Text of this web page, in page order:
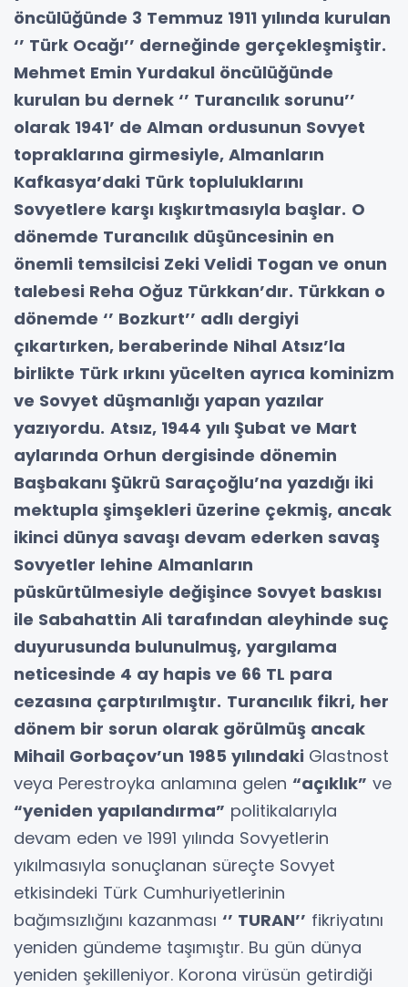
öncülüğünde 3 Temmuz 1911 yılında kurulan
‘’ Türk Ocağı’’ derneğinde gerçekleşmiştir.
Mehmet Emin Yurdakul öncülüğünde
kurulan bu dernek ‘’ Turancılık sorunu’’
olarak 1941’ de Alman ordusunun Sovyet
topraklarına girmesiyle, Almanların
Kafkasya’daki Türk topluluklarını
Sovyetlere karşı kışkırtmasıyla başlar. O
dönemde Turancılık düşüncesinin en
önemli temsilcisi Zeki Velidi Togan ve onun
talebesi Reha Oğuz Türkkan’dır. Türkkan o
dönemde ‘’ Bozkurt’’ adlı dergiyi
çıkartırken, beraberinde Nihal Atsız’la
birlikte Türk ırkını yücelten ayrıca kominizm
ve Sovyet düşmanlığı yapan yazılar
yazıyordu. Atsız, 1944 yılı Şubat ve Mart
aylarında Orhun dergisinde dönemin
Başbakanı Şükrü Saraçoğlu’na yazdığı iki
mektupla şimşekleri üzerine çekmiş, ancak
ikinci dünya savaşı devam ederken savaş
Sovyetler lehine Almanların
püskürtülmesiyle değişince Sovyet baskısı
ile Sabahattin Ali tarafından aleyhinde suç
duyurusunda bulunulmuş, yargılama
neticesinde 4 ay hapis ve 66 TL para
cezasına çarptırılmıştır. Turancılık fikri, her
dönem bir sorun olarak görülmüş ancak
Mihail Gorbaçov’un 1985 yılındaki Glastnost
veya Perestroyka anlamına gelen “açıklık” ve
“yeniden yapılandırma” politikalarıyla
devam eden ve 1991 yılında Sovyetlerin
yıkılmasıyla sonuçlanan süreçte Sovyet
etkisindeki Türk Cumhuriyetlerinin
bağımsızlığını kazanması ‘’ TURAN’’ fikriyatını
yeniden gündeme taşımıştır. Bu gün dünya
yeniden şekilleniyor. Korona virüsün getirdiği